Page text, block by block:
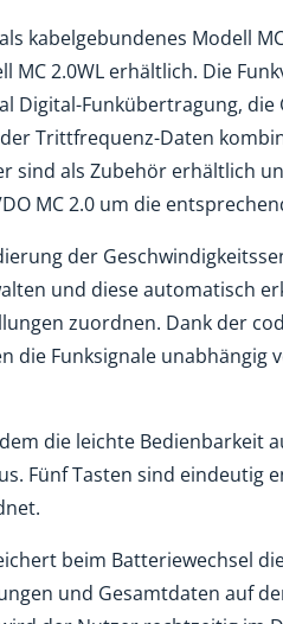
kabelgebundenes Modell
MC 2.0WL erhältlich. Die
Digital-Funkübertragung, die
Trittfrequenz-Daten
sind als Zubehör erhältlich
MC 2.0 um die
der
und diese automatisch
zuordnen. Dank der
die Funksignale unabhängig
die leichte Bedienbarkeit
Fünf Tasten sind eindeutig
beim Batteriewechsel
und Gesamtdaten auf